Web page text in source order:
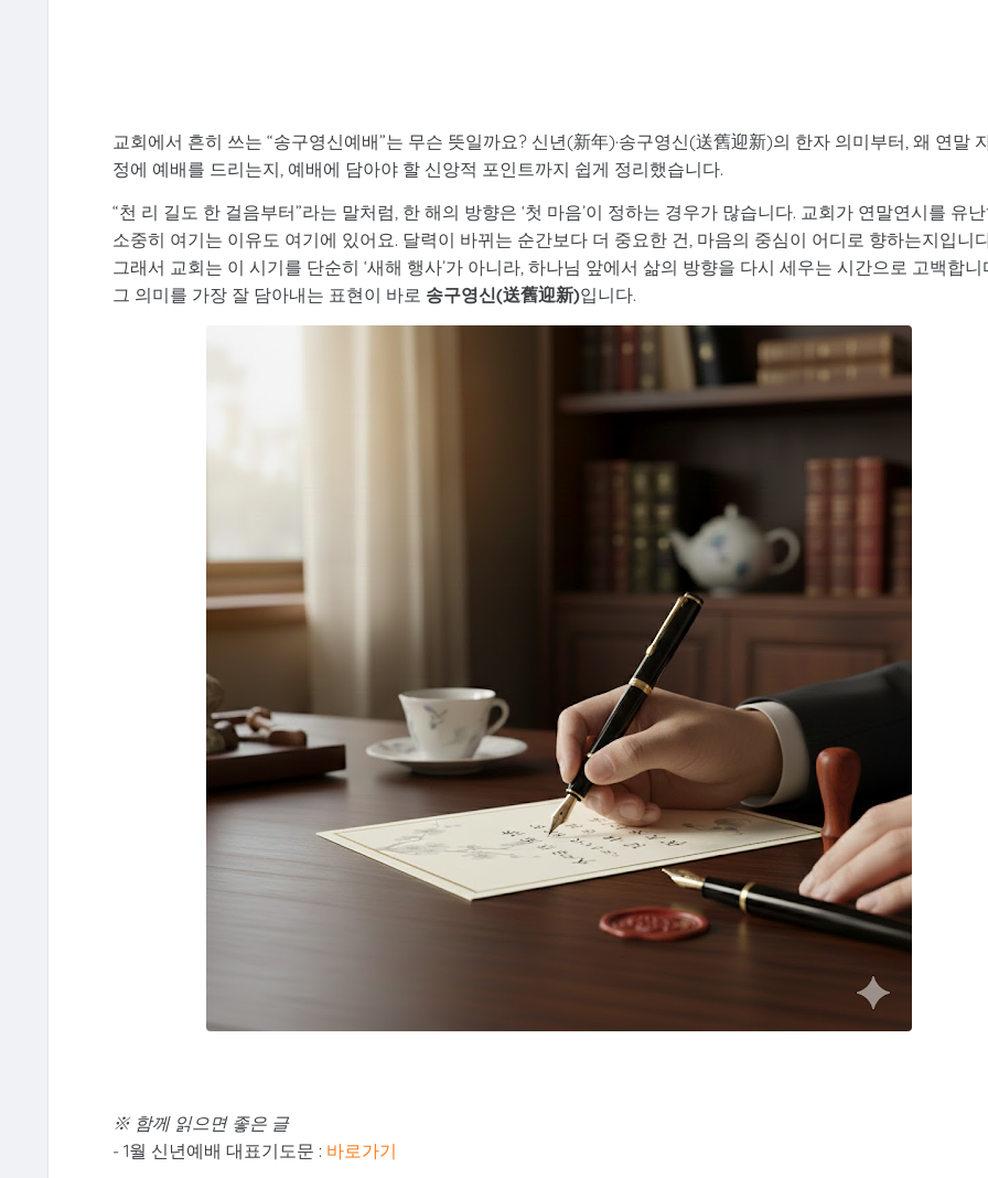
교회에서 흔히 쓰는 “송구영신예배”는 무슨 뜻일까요? 신년(新年)·송구영신(送舊迎新)의 한자 의미부터, 왜 연말
정에 예배를 드리는지, 예배에 담아야 할 신앙적 포인트까지 쉽게 정리했습니다.
“천 리 길도 한 걸음부터”라는 말처럼, 한 해의 방향은 ‘첫 마음’이 정하는 경우가 많습니다. 교회가 연말연시를 유
소중히 여기는 이유도 여기에 있어요. 달력이 바뀌는 순간보다 더 중요한 건, 마음의 중심이 어디로 향하는지입니
그래서 교회는 이 시기를 단순히 ‘새해 행사’가 아니라, 하나님 앞에서 삶의 방향을 다시 세우는 시간으로 고백합니
그 의미를 가장 잘 담아내는 표현이 바로 송구영신(送舊迎新)입니다.
※ 함께 읽으면 좋은 글
- 1월 신년예배 대표기도문 : 바로가기